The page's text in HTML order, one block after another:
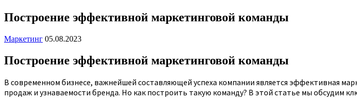
Построение эффективной маркетинговой команды
Маркетинг 05.08.2023
Построение эффективной маркетинговой команды
В современном бизнесе, важнейшей составляющей успеха компании является эффективная
продаж и узнаваемости бренда. Но как построить такую команду? В этой статье мы обсудим